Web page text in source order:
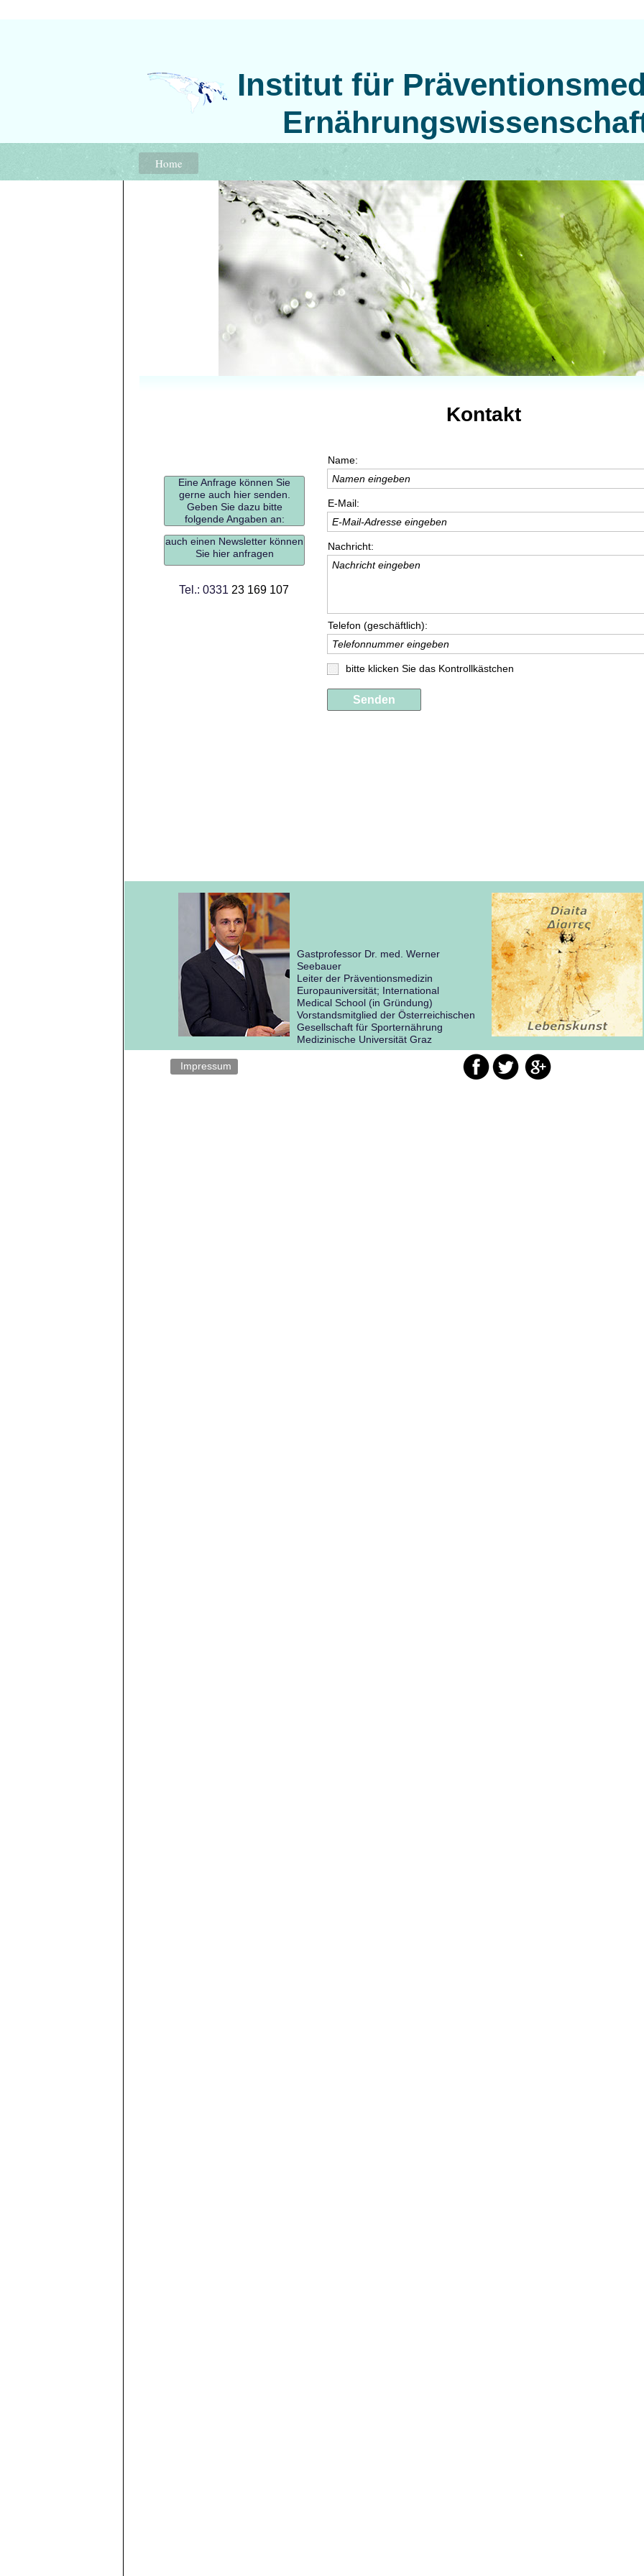
Institut für
Home
Kontakt
Eine Anfrage können Sie
gerne auch hier senden.
Geben Sie dazu bitte
folgende Angaben an:
auch einen Newsletter können
Sie hier anfragen
Tel.: 0331 23 169 107
Name:
Namen eingeben
E-Mail:
E-Mail-Adresse eingeben
Senden
Nachricht:
Nachricht eingeben
Telefon (geschäftlich):
Telefonnummer eingeben
bitte klicken Sie das Kontrollkästchen
Gastprofessor Dr. med. Werner
Seebauer
Leiter der Präventionsmedizin
Europauniversität; International
Medical School (in Gründung)
Vorstandsmitglied der Österreichischen
Gesellschaft für Sporternährung
Medizinische Universität Graz
Impressum